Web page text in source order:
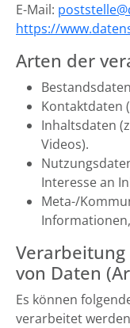
E-Mail:
https://
Arten der
Kontaktdaten
Inhaltsdaten
Videos).
Interesse an
Meta-/
von Daten
Es können
verarbeitet